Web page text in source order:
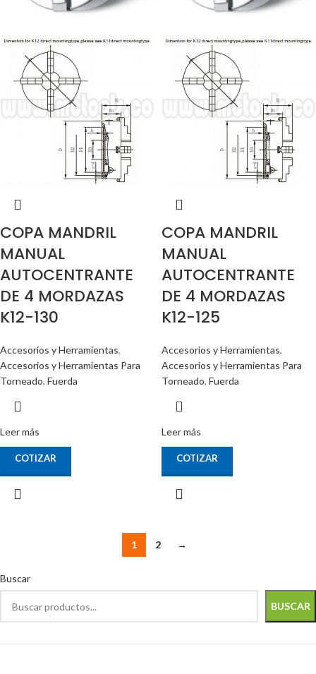
Buscar
BUSCAR
COPA MANDRIL
MANUAL
AUTOCENTRANTE
DE 4 MORDAZAS
K12-130
Accesorios y Herramientas,
Accesorios y Herramientas Para
Torneado, Fuerda
Leer más
COTIZAR
COPA MANDRIL
MANUAL
AUTOCENTRANTE
DE 4 MORDAZAS
K12-125
Accesorios y Herramientas,
Accesorios y Herramientas Para
Torneado, Fuerda
Leer más
COTIZAR
1 2 →